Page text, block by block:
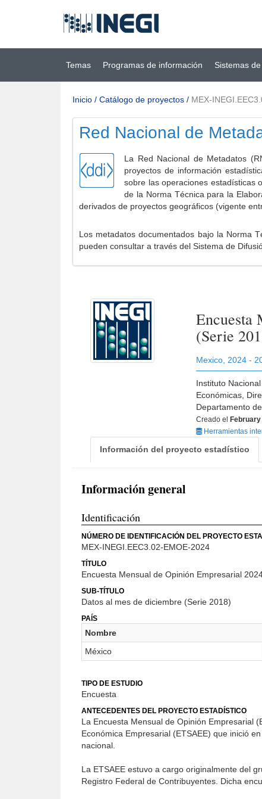
principal
(INEGI)
Temas Programas de información Sistemas
Inicio / Catálogo de proyectos / MEX-
Red Nacional de
La Red Nacional de Metadatos
proyectos de información
sobre las operaciones estadísticas
de la Norma Técnica para la
derivados de proyectos geográficos (vigente
Los metadatos documentados bajo la Norma
pueden consultar a través del Sistema de
Encuesta
(Serie
Mexico 2024 -
Instituto
Económicas,
Departamento
Creado el
Herramientas
Información del proyecto estadístico
Información general
Identificación
NÚMERO DE IDENTIFICACIÓN DEL PROYECTO
MEX-INEGI.EEC3.02-EMOE-2024
TÍTULO
Encuesta Mensual de Opinión Empresarial
SUB-TÍTULO
Datos al mes de diciembre (Serie 2018)
PAÍS
Nombre
México
TIPO DE ESTUDIO
Encuesta
ANTECEDENTES DEL PROYECTO ESTADÍSTICO
La Encuesta Mensual de Opinión Empresarial
Económica Empresarial (ETSAEE) que inició
nacional.
La ETSAEE estuvo a cargo originalmente del
Registro Federal de Contribuyentes. Dicha